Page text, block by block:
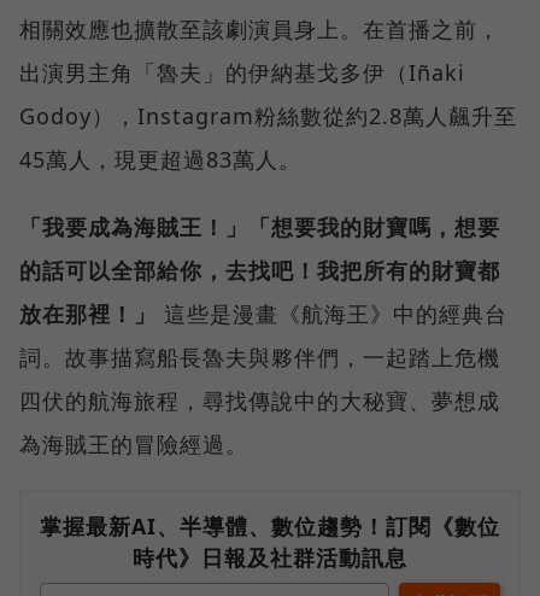
相關效應也擴散至該劇演員身上。在首播之前，
出演男主角「魯夫」的伊納基戈多伊（Iñaki
Godoy），Instagram粉絲數從約2.8萬人飆升至
45萬人，現更超過83萬人。
「我要成為海賊王！」「想要我的財寶嗎，想要
的話可以全部給你，去找吧！我把所有的財寶都
放在那裡！」
這些是漫畫《航海王》中的經典台
詞。故事描寫船長魯夫與夥伴們，一起踏上危機
四伏的航海旅程，尋找傳說中的大秘寶、夢想成
為海賊王的冒險經過。
掌握最新AI、半導體、數位趨勢！訂閱《數位
時代》日報及社群活動訊息